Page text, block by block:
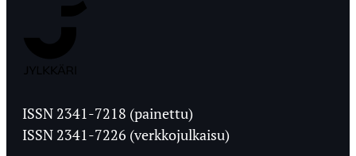
Ylioppilaslehti
ISSN 2341-7218 (painettu)
ISSN 2341-7226 (verkkojulkaisu)